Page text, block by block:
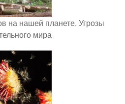
на нашей планете. Угрозы
мира